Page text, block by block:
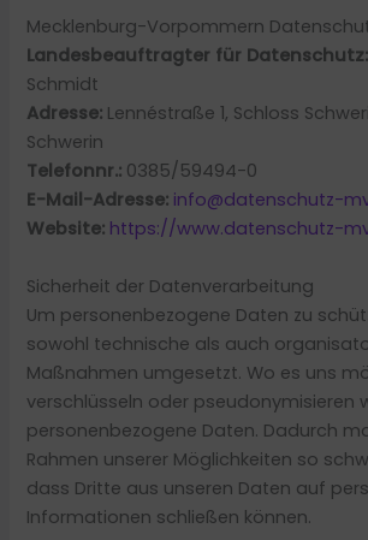
Mecklenburg-Vorpommern
Landesbeauftragter für Datenschutz:
Schmidt
Adresse: Lennéstraße 1, Schloss
Schwerin
Telefonnr.: 0385/59494-0
E-Mail-Adresse: info@datenschutz-
Website: https://www.datenschutz-
Sicherheit der Datenverarbeitung
Um personenbezogene Daten zu
sowohl technische als auch
Maßnahmen umgesetzt. Wo es uns
verschlüsseln oder pseudonymisieren
personenbezogene Daten. Dadurch
Rahmen unserer Möglichkeiten so
dass Dritte aus unseren Daten auf
Informationen schließen können.